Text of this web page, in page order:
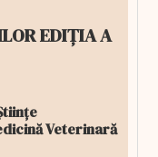
EDIȚIA A
Veterinară